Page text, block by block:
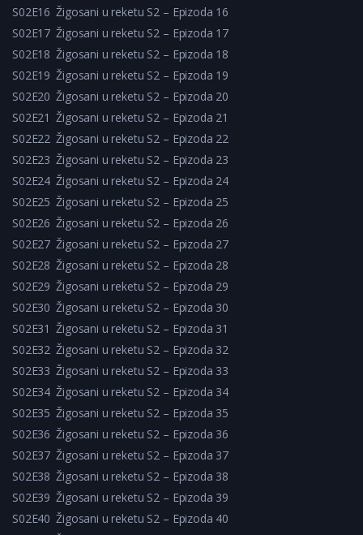
S02E16 Žigosani u reketu S2 – Epizoda 16
S02E17 Žigosani u reketu S2 – Epizoda 17
S02E18 Žigosani u reketu S2 – Epizoda 18
S02E19 Žigosani u reketu S2 – Epizoda 19
S02E20 Žigosani u reketu S2 – Epizoda 20
S02E21 Žigosani u reketu S2 – Epizoda 21
S02E22 Žigosani u reketu S2 – Epizoda 22
S02E23 Žigosani u reketu S2 – Epizoda 23
S02E24 Žigosani u reketu S2 – Epizoda 24
S02E25 Žigosani u reketu S2 – Epizoda 25
S02E26 Žigosani u reketu S2 – Epizoda 26
S02E27 Žigosani u reketu S2 – Epizoda 27
S02E28 Žigosani u reketu S2 – Epizoda 28
S02E29 Žigosani u reketu S2 – Epizoda 29
S02E30 Žigosani u reketu S2 – Epizoda 30
S02E31 Žigosani u reketu S2 – Epizoda 31
S02E32 Žigosani u reketu S2 – Epizoda 32
S02E33 Žigosani u reketu S2 – Epizoda 33
S02E34 Žigosani u reketu S2 – Epizoda 34
S02E35 Žigosani u reketu S2 – Epizoda 35
S02E36 Žigosani u reketu S2 – Epizoda 36
S02E37 Žigosani u reketu S2 – Epizoda 37
S02E38 Žigosani u reketu S2 – Epizoda 38
S02E39 Žigosani u reketu S2 – Epizoda 39
S02E40 Žigosani u reketu S2 – Epizoda 40